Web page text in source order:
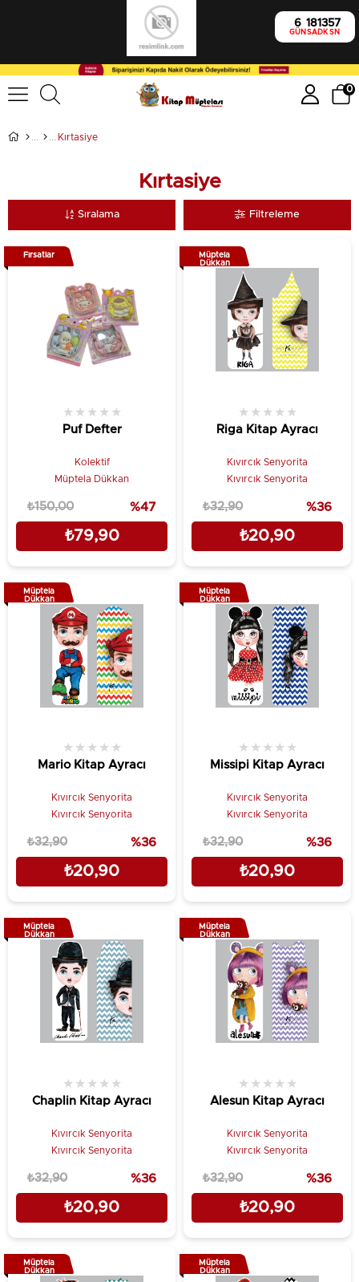
6
GÜN
18
SA
13
DK
56
SN
0
Kırtasiye
Kırtasiye
Filtreleme
Sıralama
Puf Defter
★ ★ ★ ★ ★
Kolektif
Müptela Dükkan
₺79,90
₺150,00 %47
Fırsatlar
Riga Kitap Ayracı
★ ★ ★ ★ ★
Kıvırcık Senyorita
Kıvırcık Senyorita
₺20,90
₺32,90 %36
Müptela
Dükkan
Mario Kitap Ayracı
★ ★ ★ ★ ★
Kıvırcık Senyorita
Kıvırcık Senyorita
₺20,90
₺32,90 %36
Müptela
Dükkan
Missipi Kitap Ayracı
★ ★ ★ ★ ★
Kıvırcık Senyorita
Kıvırcık Senyorita
₺20,90
₺32,90 %36
Müptela
Dükkan
Chaplin Kitap Ayracı
★ ★ ★ ★ ★
Kıvırcık Senyorita
Kıvırcık Senyorita
₺20,90
₺32,90 %36
Müptela
Dükkan
Alesun Kitap Ayracı
★ ★ ★ ★ ★
Kıvırcık Senyorita
Kıvırcık Senyorita
₺20,90
₺32,90 %36
Müptela
Dükkan
Müptela
Dükkan
Müptela
Dükkan